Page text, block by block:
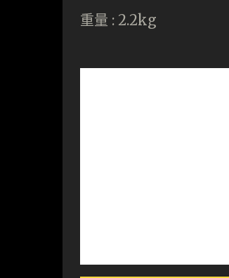
重量 : 2.2kg